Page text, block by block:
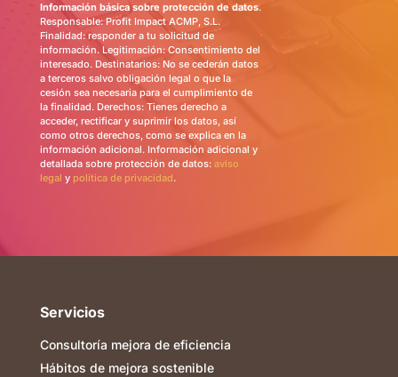
Información básica sobre protección de datos.
Responsable: Profit Impact ACMP, S.L.
Finalidad: responder a tu solicitud de
información. Legitimación: Consentimiento del
interesado. Destinatarios: No se cederán datos
a terceros salvo obligación legal o que la
cesión sea necesaria para el cumplimiento de
la finalidad. Derechos: Tienes derecho a
acceder, rectificar y suprimir los datos, así
como otros derechos, como se explica en la
información adicional. Información adicional y
detallada sobre protección de datos: aviso
legal y política de privacidad.
Servicios
Consultoría mejora de eficiencia
Hábitos de mejora sostenible